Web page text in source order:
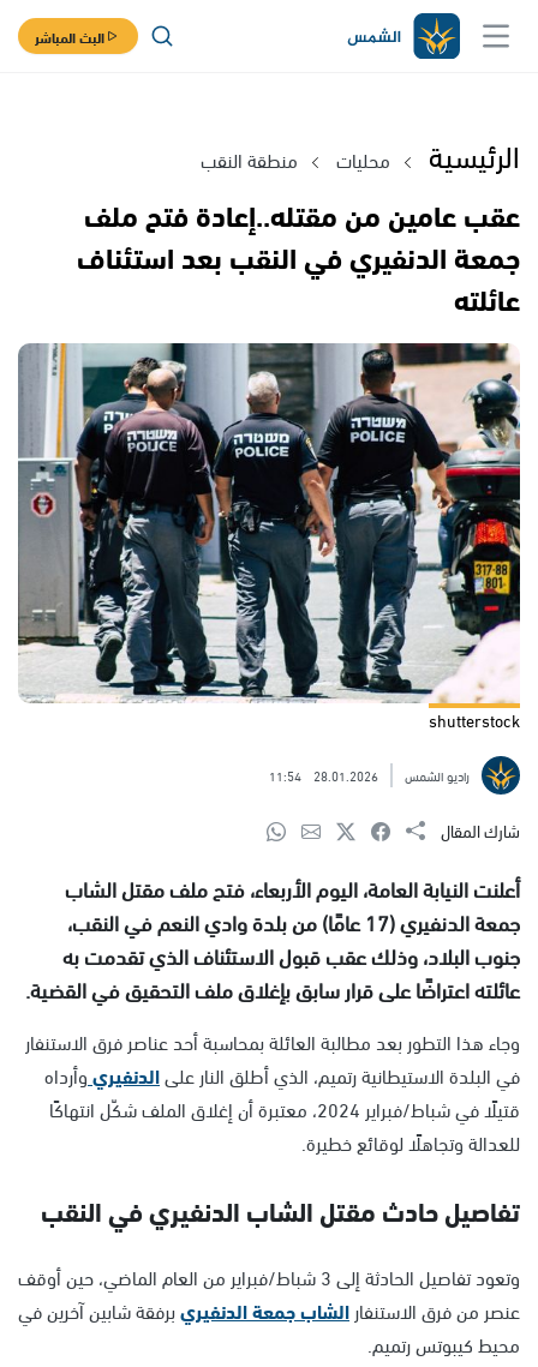
البث المباشر
الرئيسية محليات منطقة النقب
عقب عامين من مقتله..إعادة فتح ملف
جمعة الدنفيري في النقب بعد استئناف
عائلته
shutterstock
راديو الشمس 28.01.2026
11:54
شارك المقال
أعلنت النيابة العامة، اليوم الأربعاء، فتح ملف مقتل الشاب
جمعة الدنفيري (17 عامًا) من بلدة وادي النعم في النقب،
جنوب البلاد، وذلك عقب قبول الاستئناف الذي تقدمت به
عائلته اعتراضًا على قرار سابق بإغلاق ملف التحقيق في القضية.
وجاء هذا التطور بعد مطالبة العائلة بمحاسبة أحد عناصر فرق الاستنفار
في البلدة الاستيطانية رتميم، الذي أطلق النار علىالدنفيريوأرداه
قتيلًا في شباط/فبراير 2024، معتبرة أن إغلاق الملف شكّل انتهاكًا
للعدالة وتجاهلًا لوقائع خطيرة.
تفاصيل حادث مقتل الشاب الدنفيري في النقب
وتعود تفاصيل الحادثة إلى 3 شباط/فبراير من العام الماضي، حين أوقف
عنصر من فرق الاستنفارالشاب جمعة الدنفيريبرفقة شابين آخرين في
محيط كيبوتس رتميم.